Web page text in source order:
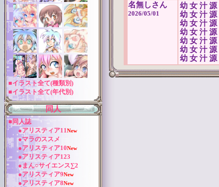
■イラスト全て(種類別)
■イラスト全て(年代別)
同人
■同人誌
●アリスティア11New
●マラのススメ
●アリスティア10New
●アリスティア123
●まん○サイエンス∑2
●アリスティア9New
●アリスティア8New
名無しさん
2026/05/01
幼 女 汁 源
幼 女 汁 源
幼 女 汁 源
幼 女 汁 源
幼 女 汁 源
幼 女 汁 源
幼 女 汁 源